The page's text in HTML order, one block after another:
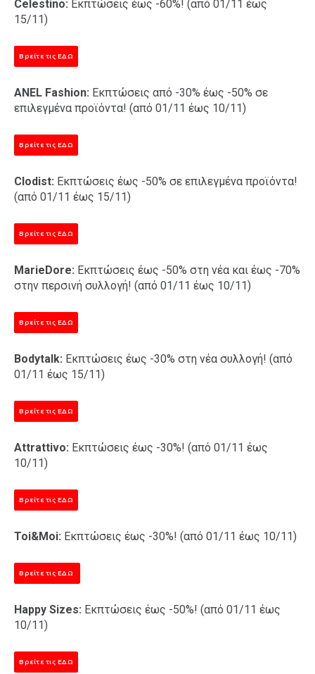
Celestino: Εκπτώσεις έως -60%! (από 01/11 έως
15/11)
Βρείτε τις ΕΔΩ
ANEL Fashion: Εκπτώσεις από -30% έως -50% σε
επιλεγμένα προϊόντα! (από 01/11 έως 10/11)
Βρείτε τις ΕΔΩ
Clodist: Εκπτώσεις έως -50% σε επιλεγμένα προϊόντα!
(από 01/11 έως 15/11)
Βρείτε τις ΕΔΩ
MarieDore: Εκπτώσεις έως -50% στη νέα και έως -70%
στην περσινή συλλογή! (από 01/11 έως 10/11)
Βρείτε τις ΕΔΩ
Bodytalk: Εκπτώσεις έως -30% στη νέα συλλογή! (από
01/11 έως 15/11)
Βρείτε τις ΕΔΩ
Attrattivo: Εκπτώσεις έως -30%! (από 01/11 έως
10/11)
Βρείτε τις ΕΔΩ
Toi&Moi: Εκπτώσεις έως -30%! (από 01/11 έως 10/11)
Βρείτε τις ΕΔΩ
Happy Sizes: Εκπτώσεις έως -50%! (από 01/11 έως
10/11)
Βρείτε τις ΕΔΩ